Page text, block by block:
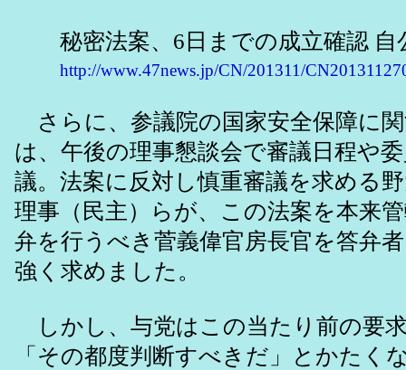
秘密法案、6日までの成立確認 自
http://www.47news.jp/CN/201311/
さらに、参議院の国家安全保障に
は、午後の理事懇談会で審議日程や
議。法案に反対し慎重審議を求める
理事（民主）らが、この法案を本来
弁を行うべき菅義偉官房長官を答弁
強く求めました。
しかし、与党はこの当たり前の要
「その都度判断すべきだ」とかたく